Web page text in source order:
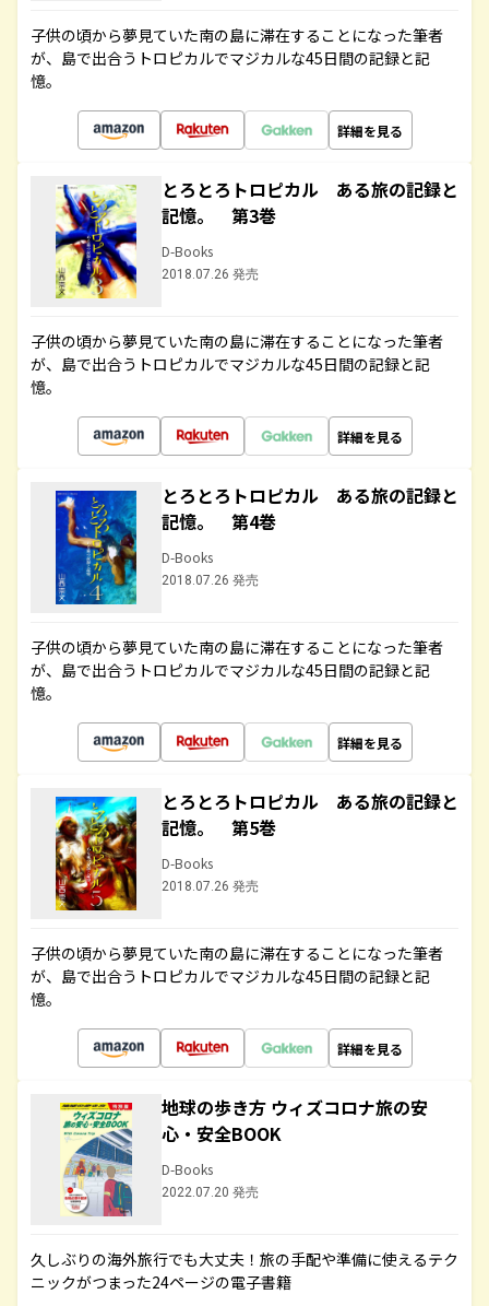
子供の頃から夢見ていた南の島に滞在することになった筆者
が、島で出合うトロピカルでマジカルな45日間の記録と記
憶。
詳細を見る
とろとろトロピカル ある旅の記録と
記憶。 第3巻
D-Books
2018.07.26 発売
子供の頃から夢見ていた南の島に滞在することになった筆者
が、島で出合うトロピカルでマジカルな45日間の記録と記
憶。
詳細を見る
とろとろトロピカル ある旅の記録と
記憶。 第4巻
D-Books
2018.07.26 発売
子供の頃から夢見ていた南の島に滞在することになった筆者
が、島で出合うトロピカルでマジカルな45日間の記録と記
憶。
詳細を見る
とろとろトロピカル ある旅の記録と
記憶。 第5巻
D-Books
2018.07.26 発売
子供の頃から夢見ていた南の島に滞在することになった筆者
が、島で出合うトロピカルでマジカルな45日間の記録と記
憶。
詳細を見る
地球の歩き方 ウィズコロナ旅の安
心・安全BOOK
D-Books
2022.07.20 発売
久しぶりの海外旅行でも大丈夫！旅の手配や準備に使えるテク
ニックがつまった24ページの電子書籍